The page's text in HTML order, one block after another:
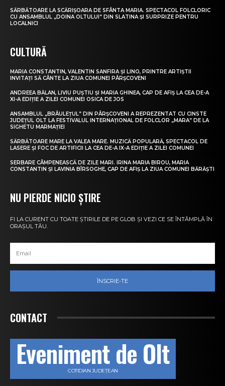
SĂRBĂTOARE LA SCĂRIȘOARA DE SFÂNTA MARIA. SPECTACOL FOLCLORIC
CU ANSAMBLUL „DOINA OLTULUI” DIN SLATINA ȘI SURPRIZE PENTRU
LOCALNICI
CULTURĂ
MARIA CONSTANTIN, VALENTIN SANFIRA ȘI LINO, PRINTRE ARTIȘTII
INVITAȚI SĂ CÂNTE LA ZIUA COMUNEI PÂRȘCOVENI
ANDREEA BĂLAN, LIVIU PUȘTIU ȘI MARIA GHINEA, CAP DE AFIȘ LA CEA DE-A
XI-A EDIȚIE A ZILEI COMUNEI OSICA DE JOS
ANSAMBLUL „BRÂULEȚUL” DIN PÂRȘCOVENI A REPREZENTAT CU CINSTE
JUDEȚUL OLT LA FESTIVALUL INTERNAȚIONAL DE FOLCLOR „MARA” DE LA
SIGHETU MARMAȚIEI
SĂRBĂTOARE MARE LA VALEA MARE. MUZICĂ POPULARĂ, SPECTACOL DE
LASERE ȘI FOC DE ARTIFICII LA CEA DE-A IX-A EDIȚIE A ZILEI COMUNEI
SERBARE CÂMPENEASCĂ DE ZILE MARI. IRINA MARIA BIROU, MARIA
CONSTANTIN ȘI LAVINIA BÎRSOGHE, CAP DE AFIȘ LA ZIUA COMUNEI BĂRĂȘTI
NU PIERDE NICIO ȘTIRE
FI LA CURENT CU TOATE ȘTIRILE DE PE GLOB ȘI VEZI CE SE ÎNTÂMPLĂ ÎN
ORAȘUL TĂU.
ÎNSCRIE-TE
CONTACT
Eveniment de Olt
COTIDIAN JUDEȚEAN